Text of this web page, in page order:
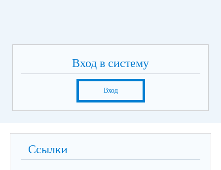
Вход в систему
Вход
Ссылки